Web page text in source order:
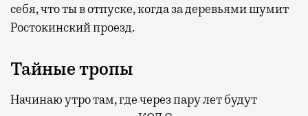
себя, что ты в отпуске, когда за деревьями шумит
Ростокинский проезд.
Тайные тропы
Начинаю утро там, где через пару лет будут